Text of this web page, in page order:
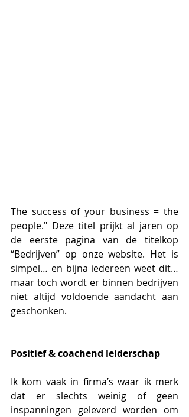
The success of your business = the
people." Deze titel prijkt al jaren op
de eerste pagina van de titelkop
“Bedrijven” op onze website. Het is
simpel… en bijna iedereen weet dit…
maar toch wordt er binnen bedrijven
niet altijd voldoende aandacht aan
geschonken.
Positief & coachend leiderschap
Ik kom vaak in firma’s waar ik merk
dat er slechts weinig of geen
inspanningen geleverd worden om